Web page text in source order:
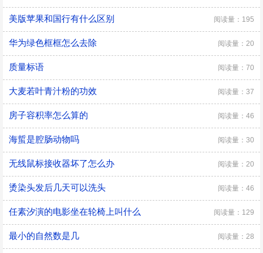
美版苹果和国行有什么区别 阅读量：195
华为绿色框框怎么去除 阅读量：20
质量标语 阅读量：70
大麦若叶青汁粉的功效 阅读量：37
房子容积率怎么算的 阅读量：46
海蜇是腔肠动物吗 阅读量：30
无线鼠标接收器坏了怎么办 阅读量：20
烫染头发后几天可以洗头 阅读量：46
任素汐演的电影坐在轮椅上叫什么 阅读量：129
最小的自然数是几 阅读量：28